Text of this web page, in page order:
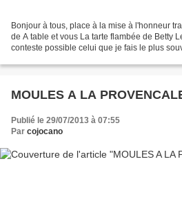
Bonjour à tous, place à la mise à l'honneur
de A table et vous La tarte flambée de Betty
conteste possible celui que je fais le plus
MOULES A LA
Publié le 29/07/2013 à 07:55
Par cojocano